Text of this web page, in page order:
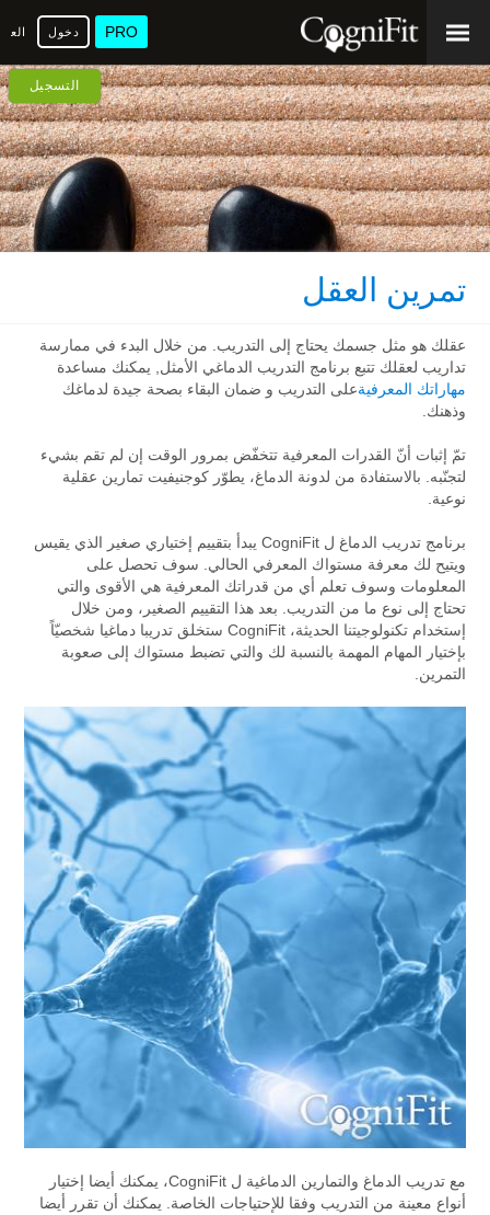
PRO دخول
التسجيل
تمرين العقل
عقلك هو مثل جسمك يحتاج إلى التدريب. من خلال البدء في ممارسة
تداريب لعقلك تتبع برنامج التدريب الدماغي الأمثل, يمكنك مساعدة
مهاراتك المعرفيةعلى التدريب و ضمان البقاء بصحة جيدة لدماغك
وذهنك.
تمّ إثبات أنّ القدرات المعرفية تتخفّض بمرور الوقت إن لم تقم بشيء
لتجنّبه. بالاستفادة من لدونة الدماغ، يطوّر كوجنيفيت تمارين عقلية
نوعية.
برنامج تدريب الدماغ ل CogniFit يبدأ بتقييم إختياري صغير الذي يقيس
ويتيح لك معرفة مستواك المعرفي الحالي. سوف تحصل على
المعلومات وسوف تعلم أي من قدراتك المعرفية هي الأقوى والتي
تحتاج إلى نوع ما من التدريب. بعد هذا التقييم الصغير، ومن خلال
إستخدام تكنولوجيتنا الحديثة، CogniFit ستخلق تدريبا دماغيا شخصيّاً
بإختيار المهام المهمة بالنسبة لك والتي تضبط مستواك إلى صعوبة
التمرين.
مع تدريب الدماغ والتمارين الدماغية ل CogniFit، يمكنك أيضا إختيار
أنواع معينة من التدريب وفقا للإحتياجات الخاصة. يمكنك أن تقرر أيضا